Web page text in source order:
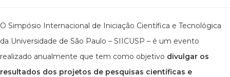
O Simpósio Internacional de Iniciação Científica e Tecnológica
da Universidade de São Paulo – SIICUSP – é um evento
realizado anualmente que tem como objetivo divulgar os
resultados dos projetos de pesquisas científicas e